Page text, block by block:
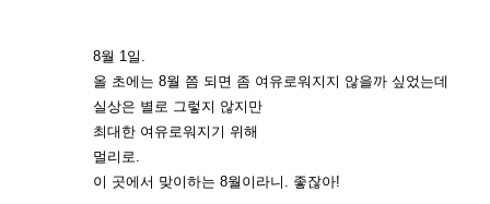
8월 1일.
올 초에는 8월 쯤 되면 좀 여유로워지지 않을까 싶었는데
실상은 별로 그렇지 않지만
최대한 여유로워지기 위해
멀리로.
이 곳에서 맞이하는 8월이라니. 좋잖아!